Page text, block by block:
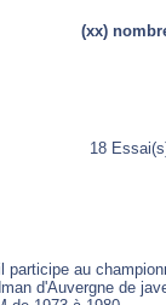
(xx)
18
participe au
d'Auvergne de